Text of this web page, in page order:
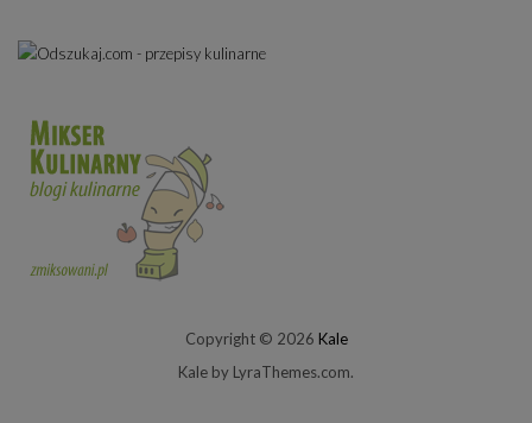
Copyright © 2026 Kale
Kale by LyraThemes.com.